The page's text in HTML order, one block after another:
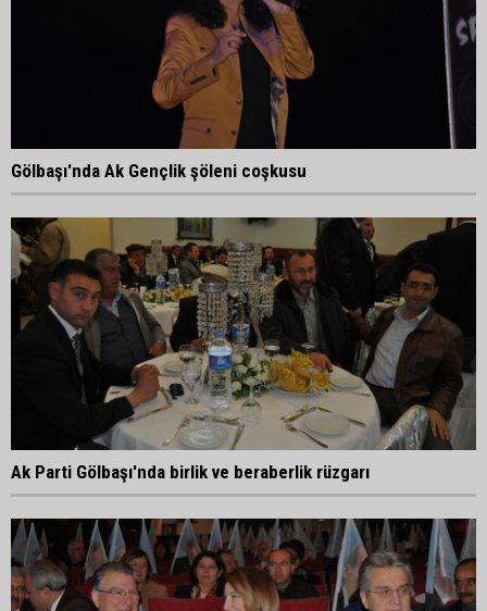
Gölbaşı'nda Ak Gençlik şöleni coşkusu
Ak Parti Gölbaşı'nda birlik ve beraberlik rüzgarı